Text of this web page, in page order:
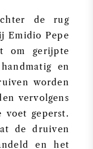
de rug
Emidio Pepe
om gerijpte
en
worden
vervolgens
geperst.
de druiven
en het